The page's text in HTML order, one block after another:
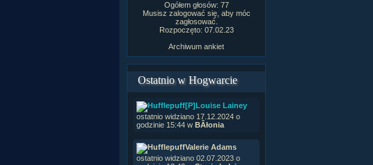
Ogółem głosów: 77
Musisz zalogować się, aby móc
zagłosować.
Rozpoczęto: 07.02.23
Archiwum ankiet
Ostatnio w Hogwarcie
[P]Louise Lainey
ostatnio widziano 17.12.2024 o
godzinie 15:44 w BÂłonia
Valerie Adams
ostatnio widziano 02.07.2023 o